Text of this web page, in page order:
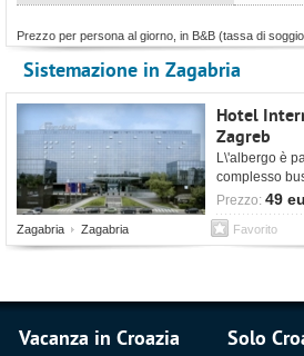
Prezzo per persona al giorno, in B&B (tassa di
Sistemazione in Zagabria
Hotel
Zagreb
L\'albergo è
complesso
quartiere
Prezzo: 49
Zagabria Zagabria Favorito
Vacanza in Croazia Solo